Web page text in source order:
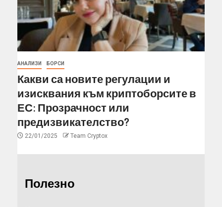
АНАЛИЗИ БОРСИ
Какви са новите регулации и
изисквания към криптоборсите в
ЕС: Прозрачност или
предизвикателство?
22/01/2025 Team Cryptox
Полезно